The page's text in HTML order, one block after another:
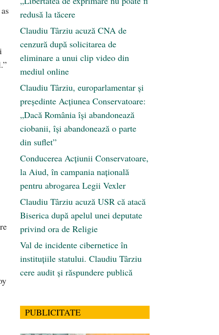
redusă la tăcere
Claudiu Târziu acuză CNA de
cenzură după solicitarea de
eliminare a unui clip video din
mediul online
Claudiu Târziu, europarlamentar și
președinte Acțiunea Conservatoare:
„Dacă România își abandonează
ciobanii, își abandonează o parte
din suflet”
Conducerea Acțiunii Conservatoare,
la Aiud, în campania națională
pentru abrogarea Legii Vexler
Claudiu Târziu acuză USR că atacă
Biserica după apelul unei deputate
privind ora de Religie
Val de incidente cibernetice în
instituțiile statului. Claudiu Târziu
cere audit și răspundere publică
PUBLICITATE